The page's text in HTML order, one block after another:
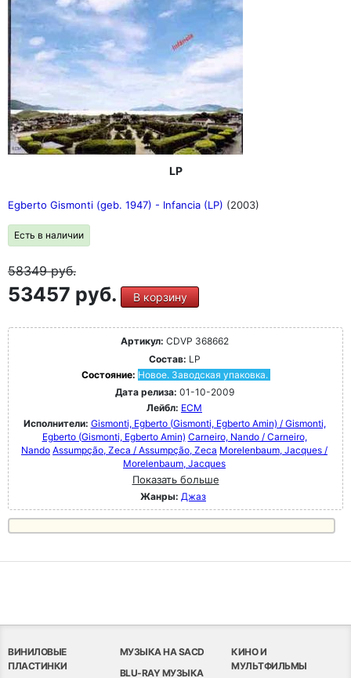
LP
Egberto Gismonti (geb. 1947) - Infancia (LP) (2003)
Есть в наличии
58349руб.
53457 руб. В корзину
Артикул: CDVP 368662
Состав: LP
Состояние: Новое. Заводская упаковка.
Дата релиза: 01-10-2009
Лейбл: ECM
Исполнители: Gismonti, Egberto (Gismonti, Egberto Amin) / Gismonti,
Egberto (Gismonti, Egberto Amin) Carneiro, Nando / Carneiro,
Nando Assumpção, Zeca / Assumpção, Zeca Morelenbaum, Jacques /
Morelenbaum, Jacques
Показать больше
Жанры: Джаз
ВИНИЛОВЫЕ
ПЛАСТИНКИ
МУЗЫКА НА SACD
BLU-RAY МУЗЫКА
КИНО И
МУЛЬТФИЛЬМЫ